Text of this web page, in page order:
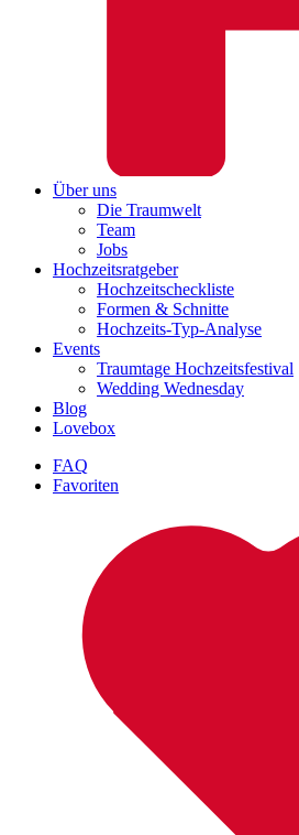
Über uns
Die Traumwelt
Team
Jobs
Hochzeitsratgeber
Hochzeitscheckliste
Formen & Schnitte
Hochzeits-Typ-Analyse
Events
Traumtage Hochzeitsfestival
Wedding Wednesday
Blog
Lovebox
FAQ
Favoriten